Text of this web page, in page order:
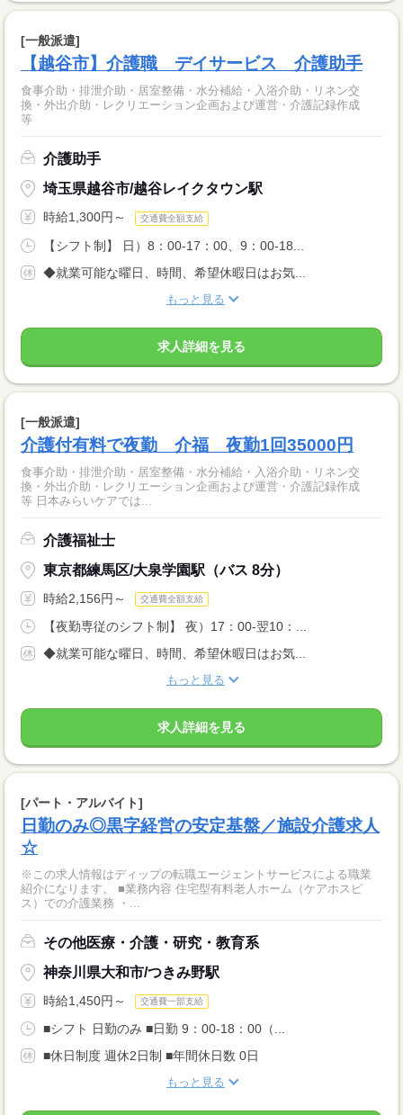
[一般派遣]
【越谷市】介護職 デイサービス 介護助手
食事介助・排泄介助・居室整備・水分補給・入浴介助・リネン交
換・外出介助・レクリエーション企画および運営・介護記録作成
等
介護助手
埼玉県越谷市/越谷レイクタウン駅
時給1,300円～ 交通費全額支給
【シフト制】 日）8：00-17：00、9：00-18...
◆就業可能な曜日、時間、希望休暇日はお気...
もっと見る
求人詳細を見る
[一般派遣]
介護付有料で夜勤 介福 夜勤1回35000円
食事介助・排泄介助・居室整備・水分補給・入浴介助・リネン交
換・外出介助・レクリエーション企画および運営・介護記録作成
等 日本みらいケアでは...
介護福祉士
東京都練馬区/大泉学園駅（バス 8分）
時給2,156円～ 交通費全額支給
【夜勤専従のシフト制】 夜）17：00-翌10：...
◆就業可能な曜日、時間、希望休暇日はお気...
もっと見る
求人詳細を見る
[パート・アルバイト]
日勤のみ◎黒字経営の安定基盤／施設介護求人
☆
※この求人情報はディップの転職エージェントサービスによる職業
紹介になります。 ■業務内容 住宅型有料老人ホーム（ケアホスピ
ス）での介護業務 ・...
その他医療・介護・研究・教育系
神奈川県大和市/つきみ野駅
時給1,450円～ 交通費一部支給
■シフト 日勤のみ ■日勤 9：00-18：00（...
■休日制度 週休2日制 ■年間休日数 0日
もっと見る